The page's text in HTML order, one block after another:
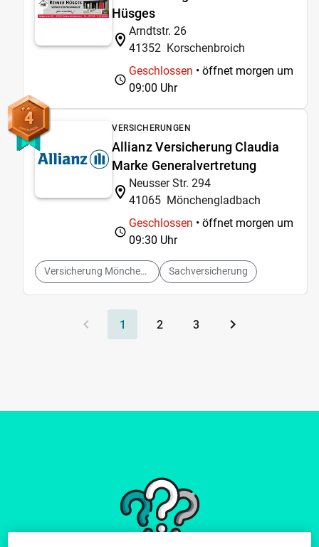
Hüsges
Arndtstr. 26
41352 Korschenbroich
Geschlossen • öffnet morgen um
09:00 Uhr
4 VERSICHERUNGEN
Allianz Versicherung Claudia
Marke Generalvertretung
Neusser Str. 294
41065 Mönchengladbach
Geschlossen • öffnet morgen um
09:30 Uhr
Versicherung Mönchengladbach Sachversicherung
1 2 3